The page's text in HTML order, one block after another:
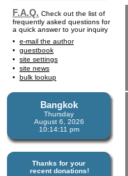
F.A.Q. Check out the list of
frequently asked questions for
a quick answer to your inquiry
e-mail the author
guestbook
site settings
site news
bulk lookup
Bangkok
Thursday
August 6, 2026
10:14:11 pm
Thanks for your
recent donations!